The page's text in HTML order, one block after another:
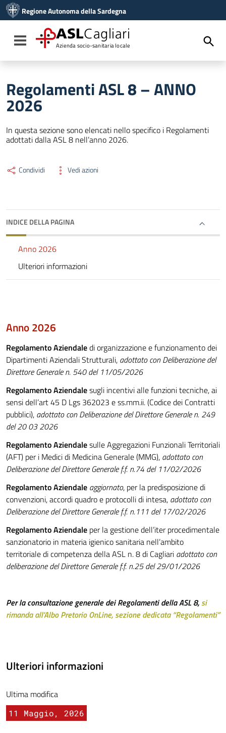
Vai al menu di navigazione
Vai al footer
Regione Autonoma della Sardegna
Toggle navigation
ASLCagliari
Azienda socio-sanitaria locale
Regolamenti ASL 8 – ANNO
2026
In questa sezione sono elencati nello specifico i Regolamenti
adottati dalla ASL 8 nell’anno 2026.
Condividi Vedi azioni
INDICE DELLA PAGINA
Anno 2026
Ulteriori informazioni
Anno 2026
Regolamento Aziendaledi organizzazione e funzionamento dei
Dipartimenti Aziendali Strutturali, adottato con Deliberazione del
Direttore Generale n. 540 del 11/05/2026
Regolamento Aziendalesugli incentivi alle funzioni tecniche, ai
sensi dell’art 45 D Lgs 362023 e ss.mm.ii. (Codice dei Contratti
pubblici), adottato con Deliberazione del Direttore Generale n. 249
del 20 03 2026
Regolamento Aziendalesulle Aggregazioni Funzionali Territoriali
(AFT) per i Medici di Medicina Generale (MMG), adottato con
Deliberazione del Direttore Generale f.f. n.74 del 11/02/2026
Regolamento Aziendale aggiornato, per la predisposizione di
convenzioni, accordi quadro e protocolli di intesa, adottato con
Deliberazione del Direttore Generale f.f. n.111 del 17/02/2026
Regolamento Aziendale per la gestione dell’iter procedimentale
sanzionatorio in materia igienico sanitaria nell’ambito
territoriale di competenza della ASL n. 8 di Cagliari adottato con
deliberazione del Direttore Generale f.f. n.25 del 29/01/2026
Per la consultazione generale dei Regolamenti della ASL 8,si
rimanda all’Albo Pretorio OnLine, sezione dedicata “Regolamenti”
Ulteriori informazioni
Ultima modifica
11 Maggio, 2026